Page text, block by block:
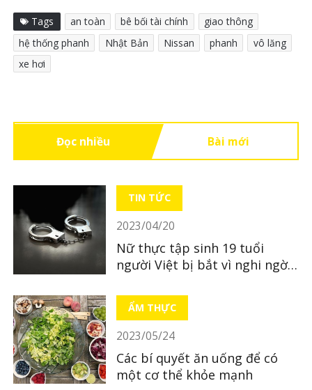
Tags an toàn bê bối tài chính
giao thông
hệ thống phanh
Nhật Bản Nissan phanh
vô lăng
xe hơi
Đọc nhiều Bài mới
TIN TỨC
2023/04/20
Nữ thực tập sinh 19 tuổi
người Việt bị bắt vì nghi ngờ
ẨM THỰC
2023/05/24
Các bí quyết ăn uống để có
một cơ thể khỏe mạnh